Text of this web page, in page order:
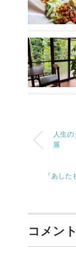
人生
展
『あし
コメン